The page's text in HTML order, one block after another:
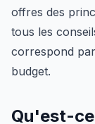
offres des
tous les
correspond
budget.
Qu'est-